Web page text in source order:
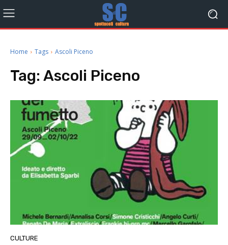
Home Tags Ascoli Piceno
Tag: Ascoli Piceno
CULTURE